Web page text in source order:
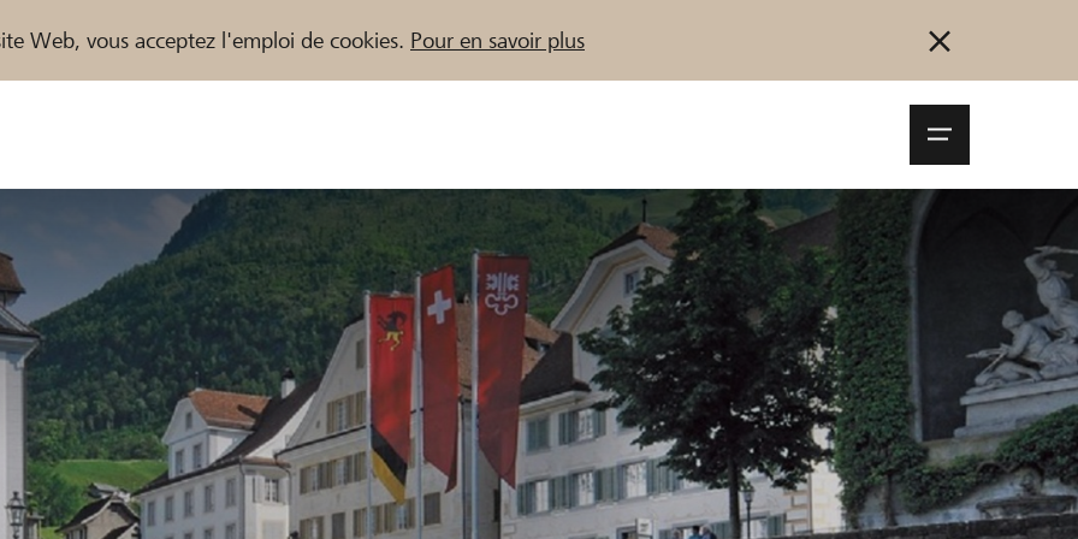
Web, vous acceptez l'emploi de cookies. Pour en savoir plus
/ Banques Raiffeisen Se connecter S'inscrire
Démarrez maintenant